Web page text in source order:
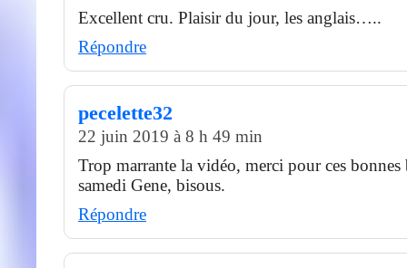
Excellent cru. Plaisir du jour, les anglais…..
Répondre
pecelette32
22 juin 2019 à 8 h 49 min
Trop marrante la vidéo, merci pour ces bonnes
samedi Gene, bisous.
Répondre